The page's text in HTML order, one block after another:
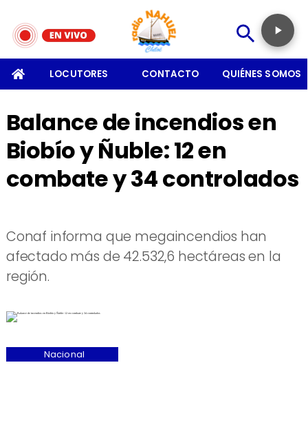
LOCUTORES CONTACTO QUIÉNES SOMOS
Balance de incendios en
Biobío y Ñuble: 12 en
combate y 34 controlados
Conaf informa que megaincendios han
afectado más de 42.532,6 hectáreas en la
región.
Nacional